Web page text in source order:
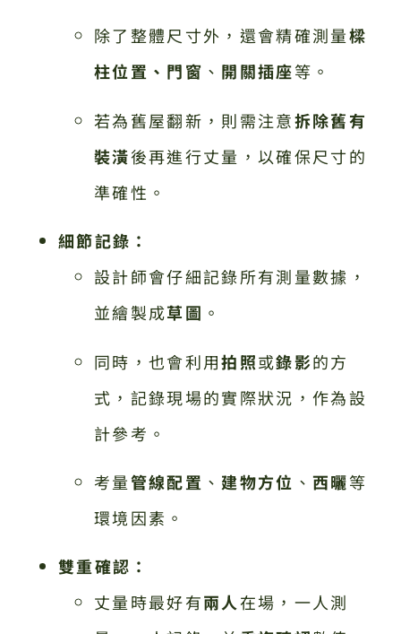
除了整體尺寸外，還會精確測量樑
柱位置、門窗 、 開關插座等。
若為舊屋翻新，則需注意拆除舊有
裝潢後再進行丈量，以確保尺寸的
準確性。
細節記錄：
設計師會仔細記錄所有測量數據，
並繪製成草圖 。
同時，也會利用拍照或錄影的方
式，記錄現場的實際狀況，作為設
計參考。
考量管線配置 、 建物方位 、西曬等
環境因素。
雙重確認：
丈量時最好有兩人在場，一人測